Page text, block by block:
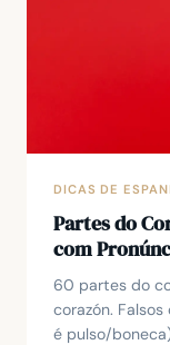
DICAS DE
Partes do
com
60 partes do
corazón.
é pulso/